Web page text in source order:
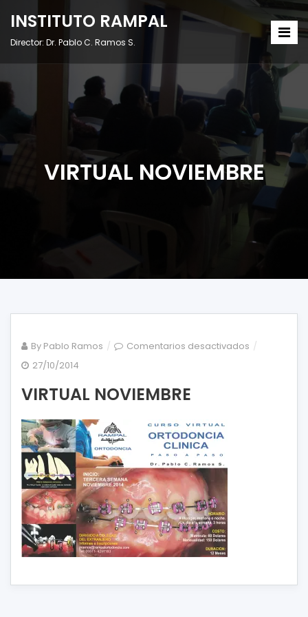
INSTITUTO RAMPAL
Director: Dr. Pablo C. Ramos S.
VIRTUAL NOVIEMBRE
By Pablo Ramos Comentarios desactivados en
27/10/2014
VIRTUAL NOVIEMBRE